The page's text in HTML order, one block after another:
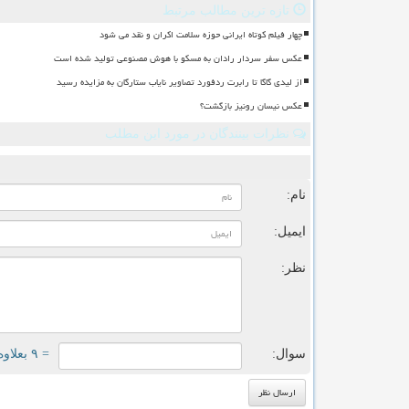
تازه ترین مطالب مرتبط
چهار فیلم کوتاه ایرانی حوزه سلامت اکران و نقد می شود
عکس سفر سردار رادان به مسکو با هوش مصنوعی تولید شده است
از لیدی گاگا تا رابرت ردفورد تصاویر نایاب ستارگان به مزایده رسید
عکس نیسان رونیز بازگشت؟
نظرات بینندگان در مورد این مطلب
نام:
ایمیل:
نظر:
سوال: = ۹ بعلاوه ۲